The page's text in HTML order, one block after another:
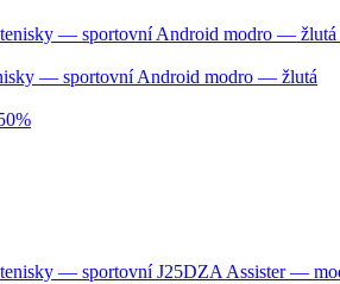
— sportovní Android modro — žlutá